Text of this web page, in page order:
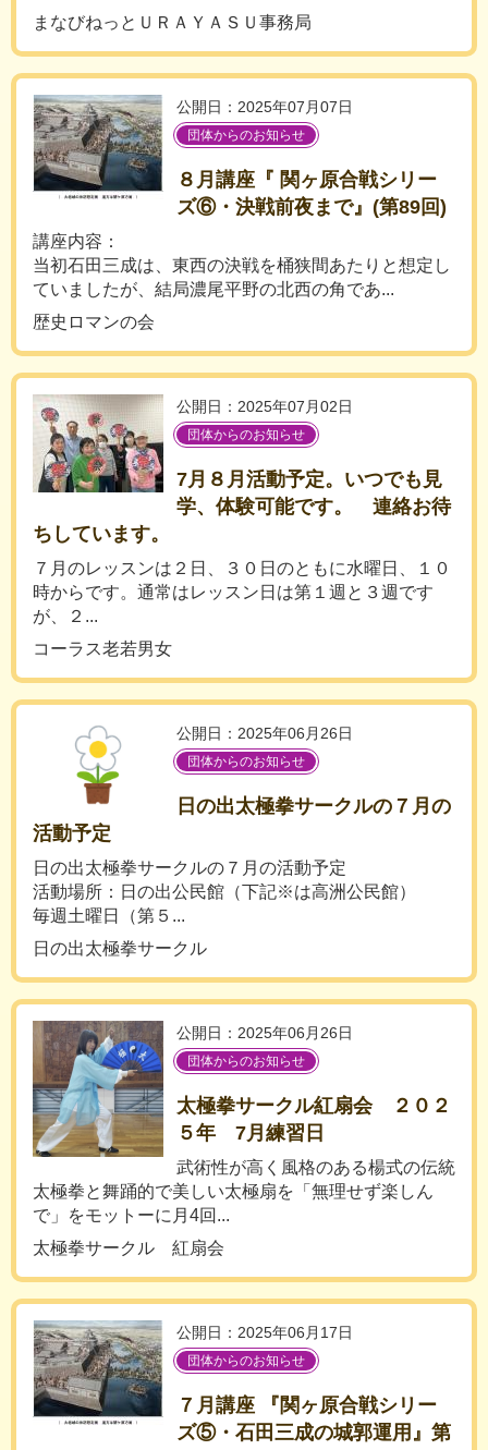
まなびねっとＵＲＡＹＡＳＵ事務局
公開日：2025年07月07日
団体からのお知らせ
８月講座『 関ヶ原合戦シリー
ズ⑥・決戦前夜まで』(第89回)
講座内容：
当初石田三成は、東西の決戦を桶狭間あたりと想定し
ていましたが、結局濃尾平野の北西の角であ...
歴史ロマンの会
公開日：2025年07月02日
団体からのお知らせ
7月８月活動予定。いつでも見
学、体験可能です。 連絡お待
ちしています。
７月のレッスンは２日、３０日のともに水曜日、１０
時からです。通常はレッスン日は第１週と３週です
が、２...
コーラス老若男女
公開日：2025年06月26日
団体からのお知らせ
日の出太極拳サークルの７月の
活動予定
日の出太極拳サークルの７月の活動予定
活動場所：日の出公民館（下記※は高洲公民館）
毎週土曜日（第５...
日の出太極拳サークル
公開日：2025年06月26日
団体からのお知らせ
太極拳サークル紅扇会 ２０２
５年 7月練習日
武術性が高く風格のある楊式の伝統
太極拳と舞踊的で美しい太極扇を「無理せず楽しん
で」をモットーに月4回...
太極拳サークル 紅扇会
公開日：2025年06月17日
団体からのお知らせ
７月講座 『関ヶ原合戦シリー
ズ⑤・石田三成の城郭運用』第